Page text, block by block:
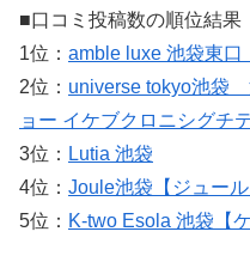
■口コミ投稿数の順位結果
1位： amble luxe 池袋東口
2位： universe tokyo池袋
ョー イケブクロニシグチテ
3位： Lutia 池袋
4位： Joule池袋【ジュール
5位： K-two Esola 池袋【